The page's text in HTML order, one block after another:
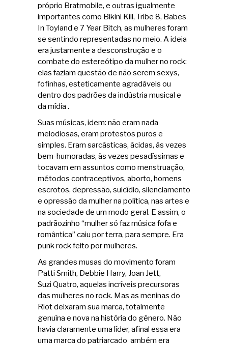
próprio Bratmobile, e outras igualmente
importantes como Bikini Kill, Tribe 8, Babes
In Toyland e 7 Year Bitch, as mulheres foram
se sentindo representadas no meio. A ideia
era justamente a desconstrução e o
combate do estereótipo da mulher no rock:
elas faziam questão de não serem sexys,
fofinhas, esteticamente agradáveis ou
dentro dos padrões da indústria musical e
da mídia .
Suas músicas, idem: não eram nada
melodiosas, eram protestos puros e
simples. Eram sarcásticas, ácidas, às vezes
bem-humoradas, às vezes pesadíssimas e
tocavam em assuntos como menstruação,
métodos contraceptivos, aborto, homens
escrotos, depressão, suicídio, silenciamento
e opressão da mulher na política, nas artes e
na sociedade de um modo geral. E assim, o
padrãozinho “mulher só faz música fofa e
romântica” caiu por terra, para sempre. Era
punk rock feito por mulheres.
As grandes musas do movimento foram
Patti Smith, Debbie Harry, Joan Jett,
Suzi Quatro, aquelas incríveis precursoras
das mulheres no rock. Mas as meninas do
Riot deixaram sua marca, totalmente
genuína e nova na história do gênero. Não
havia claramente uma líder, afinal essa era
uma marca do patriarcado ambém era